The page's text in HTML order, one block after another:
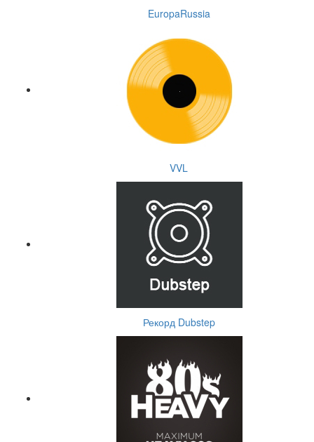
EuropaRussia
VVL
Рекорд Dubstep